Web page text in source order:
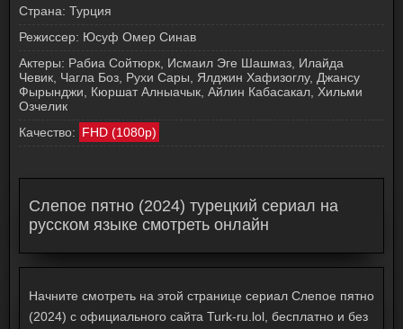
Страна: Турция
Режиссер: Юсуф Омер Синав
Актеры: Рабиа Сойтюрк, Исмаил Эге Шашмаз, Илайда
Чевик, Чагла Боз, Рухи Сары, Ялджин Хафизоглу, Джансу
Фырынджи, Кюршат Алныачык, Айлин Кабасакал, Хильми
Озчелик
Качество: FHD (1080p)
Слепое пятно (2024) турецкий сериал на
русском языке смотреть онлайн
Начните смотреть на этой странице сериал Слепое пятно
(2024) с официального сайта Turk-ru.lol, бесплатно и без